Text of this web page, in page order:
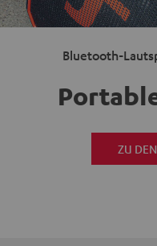
Bluetooth-
ZU